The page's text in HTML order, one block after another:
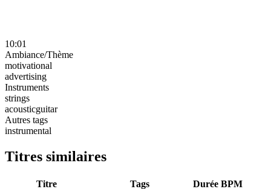
10:01
Ambiance/Thème
motivational
advertising
Instruments
strings
acousticguitar
Autres tags
instrumental
Titres similaires
Titre Tags Durée BPM